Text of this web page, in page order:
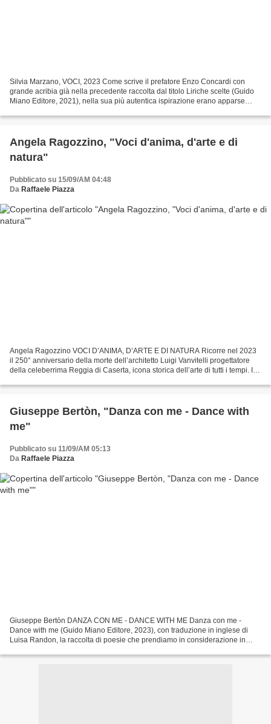
Silvia Marzano, VOCI, 2023 Come scrive il prefatore Enzo Concardi con
grande acribia già nella precedente raccolta dal titolo Liriche scelte (Guido
Miano Editore, 2021), nella sua più autentica ispirazione erano apparse
Angela Ragozzino, "Voci d'anima, d'arte e di
natura"
Pubblicato su 15/09/AM 04:48
Da Raffaele Piazza
Angela Ragozzino VOCI D’ANIMA, D’ARTE E DI NATURA Ricorre nel 2023
il 250° anniversario della morte dell’architetto Luigi Vanvitelli progettatore
della celeberrima Reggia di Caserta, icona storica dell’arte di tutti i tempi. In
Giuseppe Bertòn, "Danza con me - Dance with
me"
Pubblicato su 11/09/AM 05:13
Da Raffaele Piazza
Giuseppe Bertòn DANZA CON ME - DANCE WITH ME Danza con me -
Dance with me (Guido Miano Editore, 2023), con traduzione in inglese di
Luisa Randon, la raccolta di poesie che prendiamo in considerazione in